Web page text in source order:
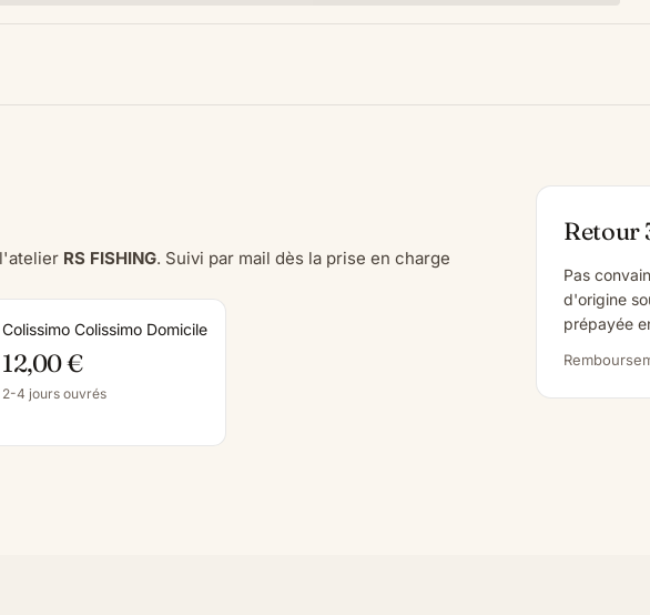
RS FISHING. Suivi par mail dès la prise en charge
Colissimo Colissimo Domicile
12,00 €
2-4 jours ouvrés
Retour
Pas
d'origine
prépayée